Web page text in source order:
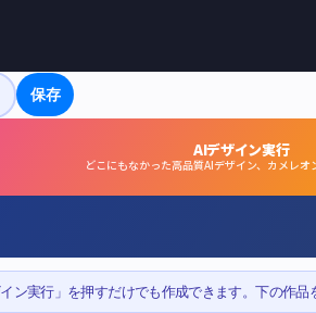
保存
AIデザイン実行
どこにもなかった高品質AIデザイン、カメレ
ン実行」を押すだけでも作成できます。下の作